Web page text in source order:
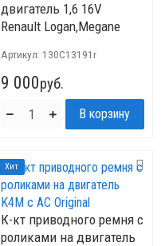
двигатель 1,6 16V
Renault Logan,Megane
Артикул: 130C13191r
9 000руб.
Хит
К-кт приводного ремня с
роликами на двигатель